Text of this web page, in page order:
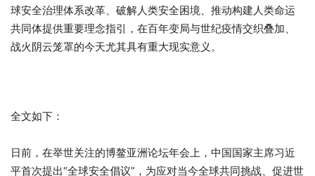
球安全治理体系改革、破解人类安全困境、推动构建人类命运
共同体提供重要理念指引，在百年变局与世纪疫情交织叠加、
战火阴云笼罩的今天尤其具有重大现实意义。
全文如下：
日前，在举世关注的博鳌亚洲论坛年会上，中国国家主席习近
平首次提出“全球安全倡议”，为应对当今全球共同挑战、促进世